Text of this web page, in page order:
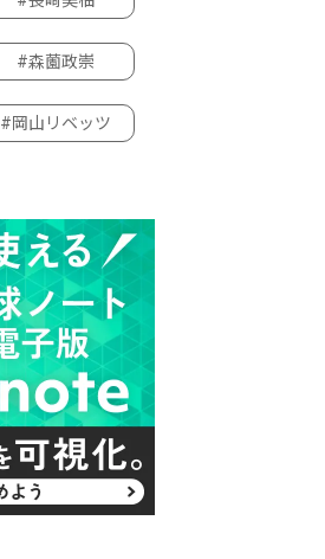
#森薗政崇
#岡山リベッツ